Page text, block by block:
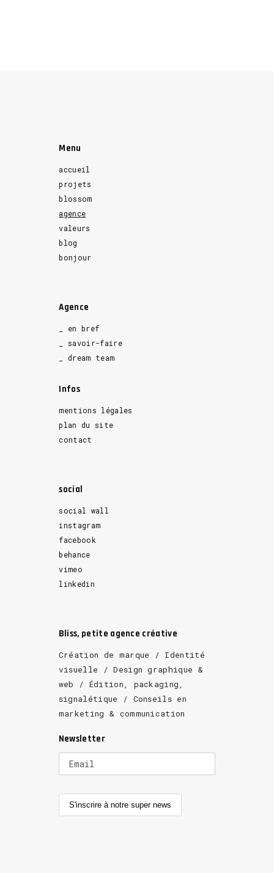
Menu
accueil
projets
blossom
agence
valeurs
blog
bonjour
Agence
_ en bref
_ savoir-faire
_ dream team
Infos
mentions légales
plan du site
contact
social
social wall
instagram
facebook
behance
vimeo
linkedin
Bliss, petite agence créative
Création de marque / Identité
visuelle / Design graphique &
web / Édition, packaging,
signalétique / Conseils en
marketing & communication
Newsletter